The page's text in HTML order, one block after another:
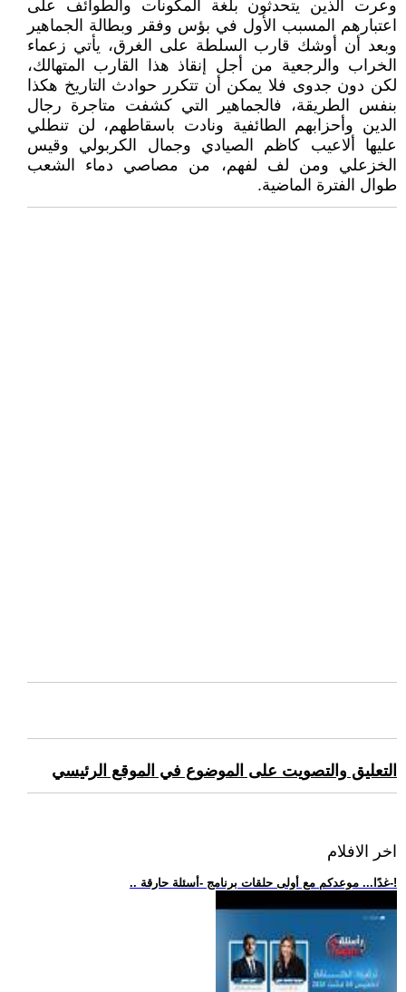
وعرت الذين يتحدثون بلغة المكونات والطوائف على
اعتبارهم المسبب الأول في بؤس وفقر وبطالة الجماهير
وبعد أن أوشك قارب السلطة على الغرق، يأتي زعماء
الخراب والرجعية من أجل إنقاذ هذا القارب المتهالك،
لكن دون جدوى فلا يمكن أن تتكرر حوادث التاريخ هكذا
بنفس الطريقة، فالجماهير التي كشفت متاجرة رجال
الدين وأحزابهم الطائفية ونادت باسقاطهم، لن تنطلي
عليها ألاعيب كاظم الصيادي وجمال الكربولي وقيس
الخزعلي ومن لف لفهم، من مصاصي دماء الشعب
طوال الفترة الماضية.
التعليق والتصويت على الموضوع في الموقع الرئيسي
اخر الافلام
.. غدًا... موعدكم مع أولى حلقات برنامج -أسئلة حارقة-!